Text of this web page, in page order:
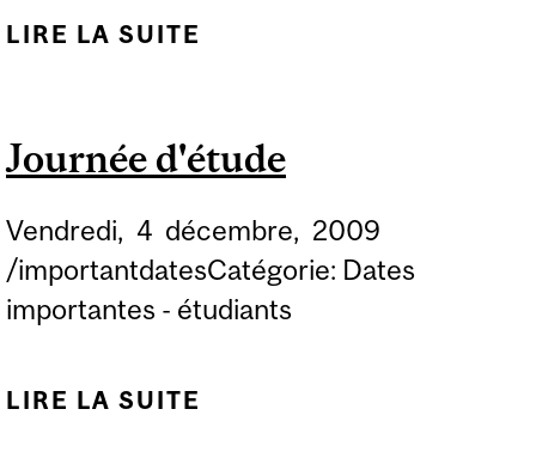
LIRE LA SUITE
PAVILLON TROTTIER,
COMPRIS LE SAMEDI 22
ET DIMANCHE 23 AOÛT
Journée d'étude
Vendredi, 4 décembre, 2009
/importantdatesCatégorie: Dates
importantes - étudiants
LIRE LA SUITE